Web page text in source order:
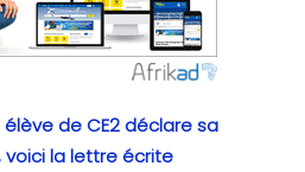
élève de CE2 déclare sa
la lettre écrite